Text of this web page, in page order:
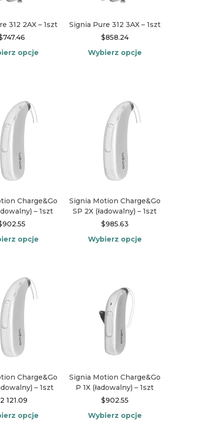
produktu
produktu
312 2AX – 1szt
747.46
opcje
wiele
wariantów.
Opcje
wybrać
na
stronie
Signia Pure 312 3AX – 1szt
$858.24
Wybierz opcje
wiele
wariantów.
Opcje
wybrać
na
stronie
Charge&Go
– 1szt
902.55
opcje
ma
wiele
wariantów.
można
wybrać
na
produktu
Signia Motion Charge&Go
SP 2X (ładowalny) – 1szt
$985.63
Wybierz opcje
wiele
wariantów.
Opcje
można
wybrać
na
produktu
Charge&Go
– 1szt
2 121.09
opcje
Signia Motion Charge&Go
P 1X (ładowalny) – 1szt
$902.55
Wybierz opcje